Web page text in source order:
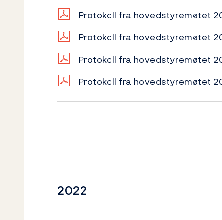
Protokoll fra hovedstyremøtet
Protokoll fra hovedstyremøtet
Protokoll fra hovedstyremøtet
Protokoll fra hovedstyremøtet
2022